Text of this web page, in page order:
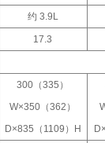
约 3.9L
17.3
300（335）
W×350（362）
D×835（1109）H